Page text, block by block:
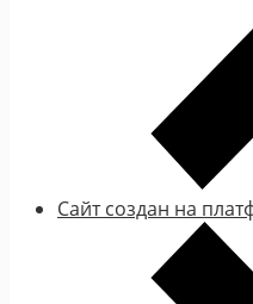
Сайт создан на